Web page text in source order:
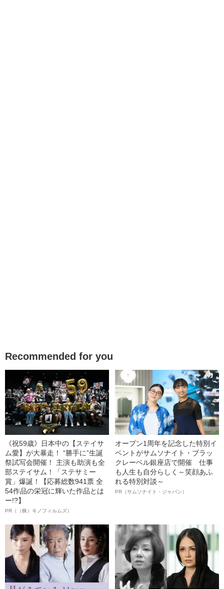
Recommended for you
《祝59歳》日本中の【ステイサ
ム愛】が大暴走！ “勝手に”生誕
祭試写会開催！ 主演も助演も全
部ステイサム！「ステサミー
賞」爆誕！【応募総数941票 全
54作品の栄冠に輝いた作品とは
ー!?】
PR（（株）キノフィルムズ）
オープン1周年を記念した特別イ
ベントがサムソナイト・ブラッ
クレーベル銀座店で開催 仕事
も人生も自分らしく～笑顔あふ
れる特別対談～
PR（サムソナイト・ジャパン）